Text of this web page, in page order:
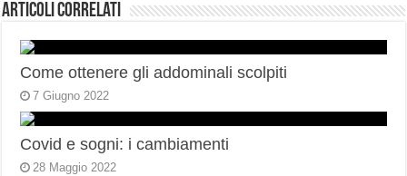
Articoli correlati
Come ottenere gli addominali scolpiti
7 Giugno 2022
Covid e sogni: i cambiamenti
28 Maggio 2022